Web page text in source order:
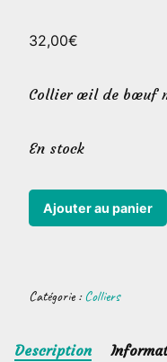
32,00€
Collier œil de bœuf
En stock
quantité
de
de
modeae
Ajouter au panier
Catégorie :Colliers
Description